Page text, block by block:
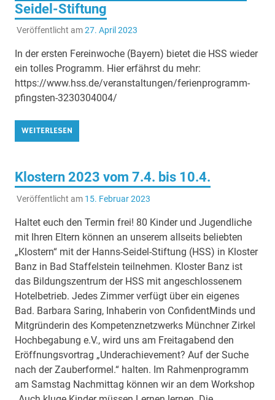
Seidel-Stiftung
Veröffentlicht am27. April 2023
In der ersten Fereinwoche (Bayern) bietet die HSS wieder
ein tolles Programm. Hier erfährst du mehr:
https://www.hss.de/veranstaltungen/ferienprogramm-
pfingsten-3230304004/
WEITERLESEN
Klostern 2023 vom 7.4. bis 10.4.
Veröffentlicht am 15. Februar 2023
Haltet euch den Termin frei! 80 Kinder und Jugendliche
mit Ihren Eltern können an unserem allseits beliebten
„Klostern“ mit der Hanns-Seidel-Stiftung (HSS) in Kloster
Banz in Bad Staffelstein teilnehmen. Kloster Banz ist
das Bildungszentrum der HSS mit angeschlossenem
Hotelbetrieb. Jedes Zimmer verfügt über ein eigenes
Bad. Barbara Saring, Inhaberin von ConfidentMinds und
Mitgründerin des Kompetenznetzwerks Münchner Zirkel
Hochbegabung e.V., wird uns am Freitagabend den
Eröffnungsvortrag „Underachievement? Auf der Suche
nach der Zauberformel.“ halten. Im Rahmenprogramm
am Samstag Nachmittag können wir an dem Workshop